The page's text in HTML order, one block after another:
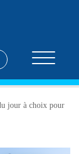
jour à choix pour